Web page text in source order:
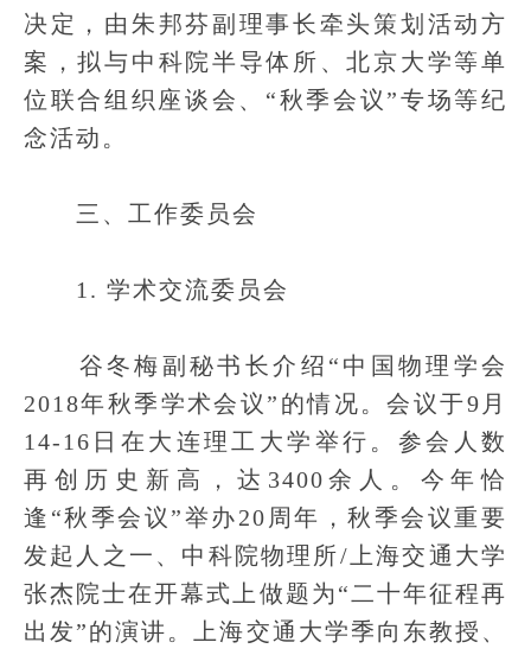
决定，由朱邦芬副理事长牵头策划活动方
案，拟与中科院半导体所、北京大学等单
位联合组织座谈会、“秋季会议”专场等纪
念活动。
三、工作委员会
1. 学术交流委员会
谷冬梅副秘书长介绍“中国物理学会
2018年秋季学术会议”的情况。会议于9月
14-16日在大连理工大学举行。参会人数
再创历史新高，达3400余人。今年恰
逢“秋季会议”举办20周年，秋季会议重要
发起人之一、中科院物理所/上海交通大学
张杰院士在开幕式上做题为“二十年征程再
出发”的演讲。上海交通大学季向东教授、